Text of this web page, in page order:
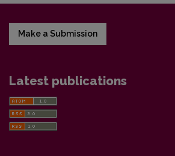
Make a Submission
Latest publications